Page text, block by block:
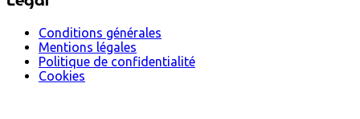
Conditions générales
Mentions légales
Politique de confidentialité
Cookies